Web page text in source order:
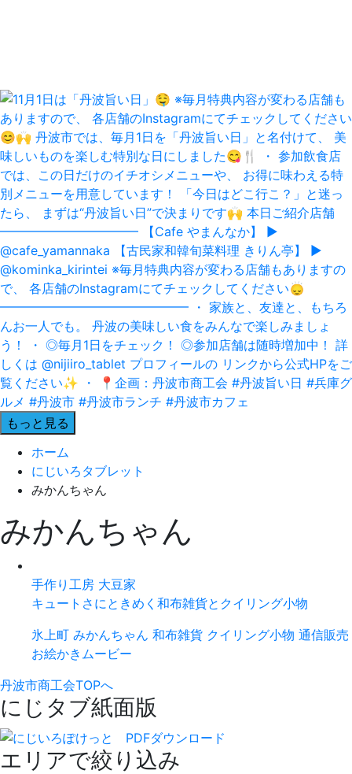
もっと見る
ホーム
にじいろタブレット
みかんちゃん
みかんちゃん
手作り工房 大豆家
キュートさにときめく和布雑貨とクイリング小物
氷上町 みかんちゃん 和布雑貨 クイリング小物 通信販売
お絵かきムービー
丹波市商工会TOPへ
にじタブ紙面版
エリアで絞り込み